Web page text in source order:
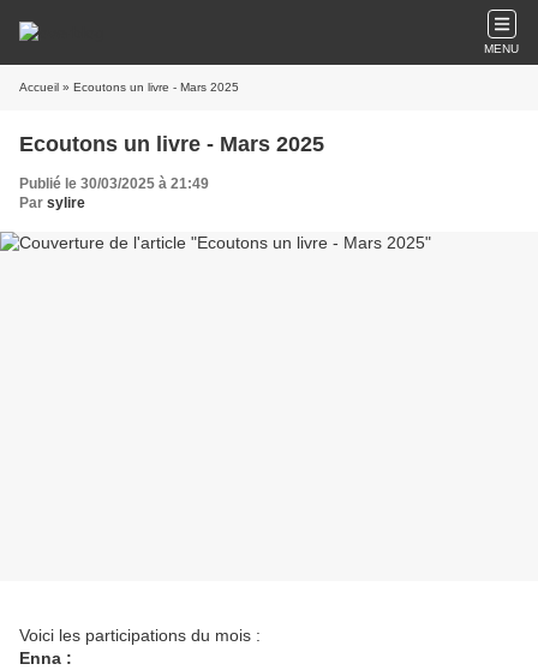
MENU
Accueil » Ecoutons un livre - Mars 2025
Ecoutons un livre - Mars 2025
Publié le 30/03/2025 à 21:49
Par sylire
Voici les participations du mois :
Enna :